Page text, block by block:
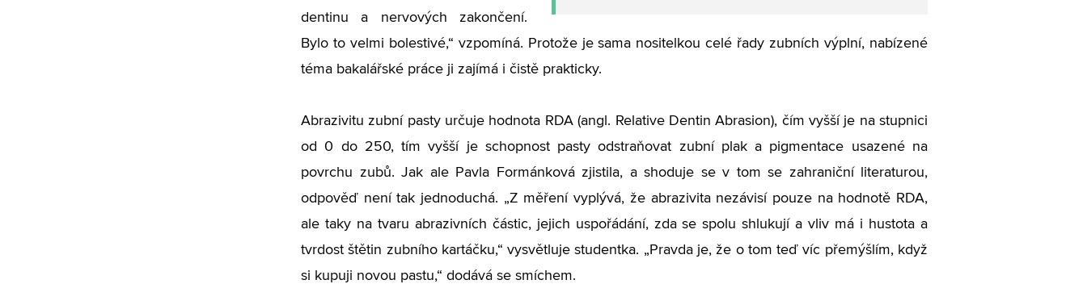
dentinu a nervových zakončení.
Bylo to velmi bolestivé,“ vzpomíná. Protože je sama nositelkou celé řady zubních výplní, nabízené
téma bakalářské práce ji zajímá i čistě prakticky.
Abrazivitu zubní pasty určuje hodnota RDA (angl. Relative Dentin Abrasion), čím vyšší je na stupnici
od 0 do 250, tím vyšší je schopnost pasty odstraňovat zubní plak a pigmentace usazené na
povrchu zubů. Jak ale Pavla Formánková zjistila, a shoduje se v tom se zahraniční literaturou,
odpověď není tak jednoduchá. „Z měření vyplývá, že abrazivita nezávisí pouze na hodnotě RDA,
ale taky na tvaru abrazivních částic, jejich uspořádání, zda se spolu shlukují a vliv má i hustota a
tvrdost štětin zubního kartáčku,“ vysvětluje studentka. „Pravda je, že o tom teď víc přemýšlím, když
si kupuji novou pastu,“ dodává se smíchem.